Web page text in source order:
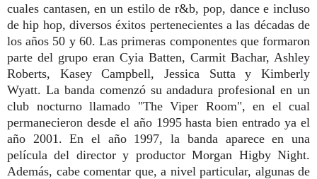
cuales cantasen, en un estilo de r&b, pop, dance e incluso
de hip hop, diversos éxitos pertenecientes a las décadas de
los años 50 y 60. Las primeras componentes que formaron
parte del grupo eran Cyia Batten, Carmit Bachar, Ashley
Roberts, Kasey Campbell, Jessica Sutta y Kimberly
Wyatt. La banda comenzó su andadura profesional en un
club nocturno llamado "The Viper Room", en el cual
permanecieron desde el año 1995 hasta bien entrado ya el
año 2001. En el año 1997, la banda aparece en una
película del director y productor Morgan Higby Night.
Además, cabe comentar que, a nivel particular, algunas de